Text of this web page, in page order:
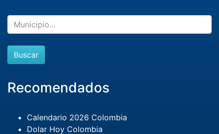
Buscar
Recomendados
Calendario 2026 Colombia
Dolar Hoy Colombia